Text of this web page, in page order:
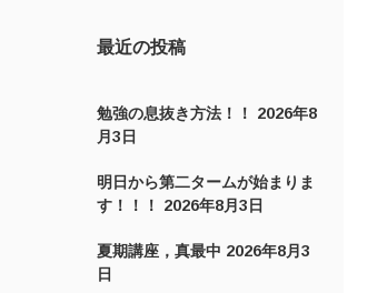
最近の投稿
勉強の息抜き方法！！
2026年8
月3日
明日から第二タームが始まりま
す！！！
2026年8月3日
夏期講座，真最中 2026年8月3
日